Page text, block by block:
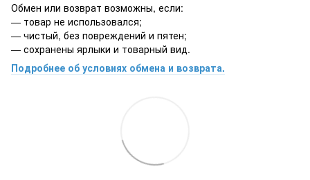
Обмен или возврат возможны, если:
— товар не использовался;
— чистый, без повреждений и пятен;
— сохранены ярлыки и товарный вид.
Подробнее об условиях обмена и возврата.